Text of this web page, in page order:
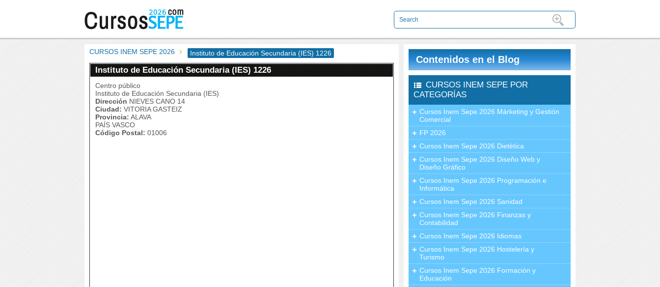
CURSOS INEM SEPE 2026 Instituto de Educación Secundaria (IES) 1226
Instituto de Educación Secundaria (IES) 1226
Centro público
Instituto de Educación Secundaria (IES)
Dirección NIEVES CANO 14
Ciudad: VITORIA GASTEIZ
Provincia: ALAVA
PAÍS VASCO
Código Postal: 01006
Contenidos en el Blog
CURSOS INEM SEPE POR
CATEGORÍAS
Cursos Inem Sepe 2026 Márketing y Gestión
Comercial
FP 2026
Cursos Inem Sepe 2026 Dietética
Cursos Inem Sepe 2026 Diseño Web y
Diseño Gráfico
Cursos Inem Sepe 2026 Programación e
Informática
Cursos Inem Sepe 2026 Sanidad
Cursos Inem Sepe 2026 Finanzas y
Contabilidad
Cursos Inem Sepe 2026 Idiomas
Cursos Inem Sepe 2026 Hostelería y
Turismo
Cursos Inem Sepe 2026 Formación y
Educación